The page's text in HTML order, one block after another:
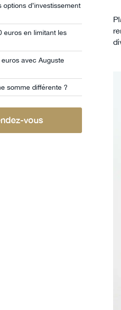
d’investissement
euros en limitant les
avec Auguste
somme différente ?
vous